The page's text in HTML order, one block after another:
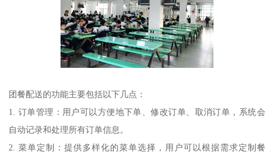
团餐配送的功能主要包括以下几点：
1. 订单管理：用户可以方便地下单、修改订单、取消订单，系统会
自动记录和处理所有订单信息。
2. 菜单定制：提供多样化的菜单选择，用户可以根据需求定制餐